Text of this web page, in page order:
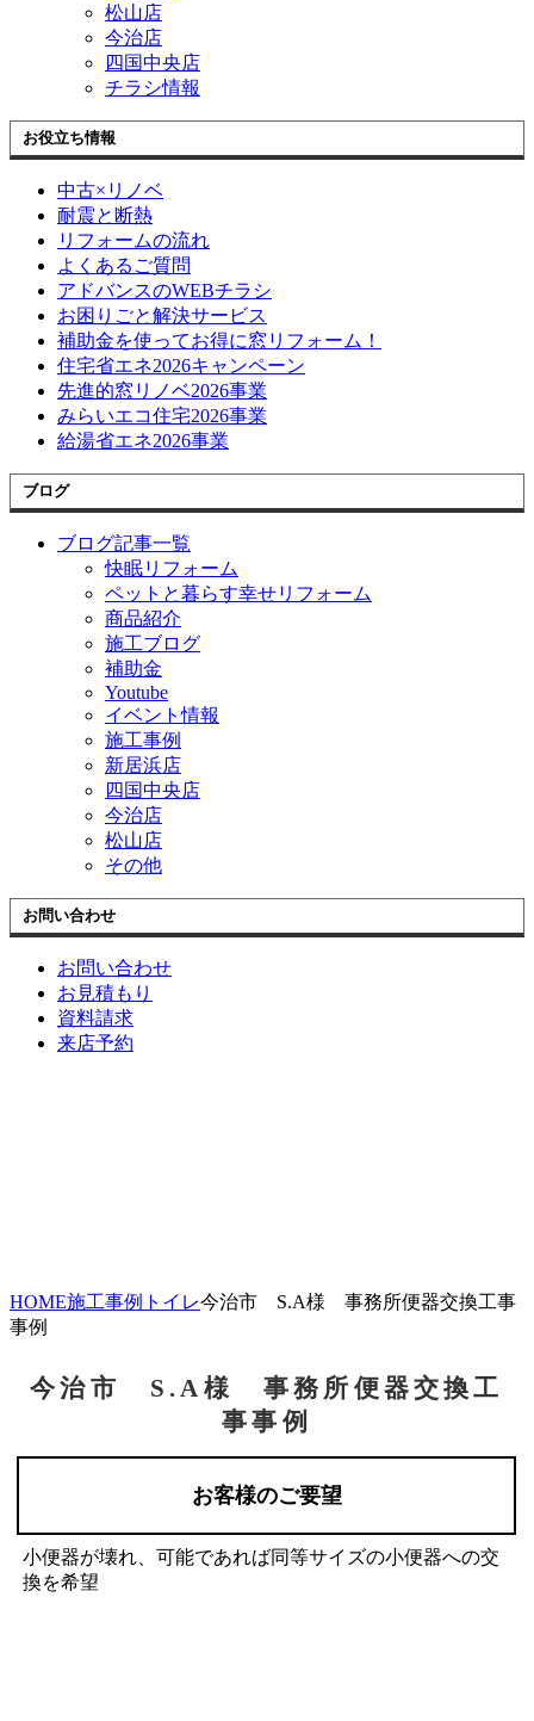
松山店
今治店
四国中央店
チラシ情報
お役立ち情報
中古×リノベ
耐震と断熱
リフォームの流れ
よくあるご質問
アドバンスのWEBチラシ
お困りごと解決サービス
補助金を使ってお得に窓リフォーム！
住宅省エネ2026キャンペーン
先進的窓リノベ2026事業
みらいエコ住宅2026事業
給湯省エネ2026事業
ブログ
ブログ記事一覧
快眠リフォーム
ペットと暮らす幸せリフォーム
商品紹介
施工ブログ
補助金
Youtube
イベント情報
施工事例
新居浜店
四国中央店
今治店
松山店
その他
お問い合わせ
お問い合わせ
お見積もり
資料請求
来店予約
HOME施工事例 トイレ今治市 S.A様 事務所便器交換工事
事例
今治市 S.A様 事務所便器交換工
事事例
お客様のご要望
小便器が壊れ、可能であれば同等サイズの小便器への交
換を希望